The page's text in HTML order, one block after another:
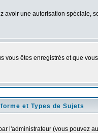
une autorisation
êtes enregistrés et que
et Types de Sujets
l'administrateur (vous pouvez